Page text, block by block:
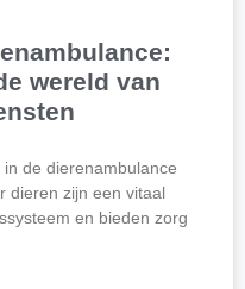
wereld van
de dierenambulance
dieren zijn een vitaal
en bieden zorg